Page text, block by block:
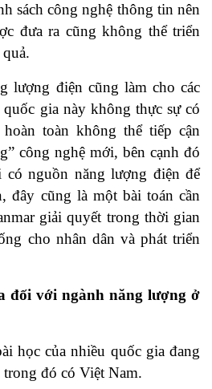
sách công nghệ thông tin nên
đưa ra cũng không thể triển
lượng điện cũng làm cho các
gia này không thực sự có
toàn không thể tiếp cận
công nghệ mới, bên cạnh đó
có nguồn năng lượng điện để
đây cũng là một bài toán cần
giải quyết trong thời gian
cho nhân dân và phát triển
đối với ngành năng lượng ở
học của nhiều quốc gia đang
đó có Việt Nam.